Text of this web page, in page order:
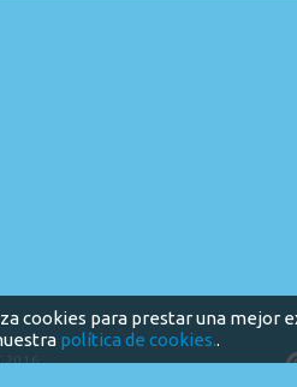
2016
cookies para prestar una mejor
política de cookies..